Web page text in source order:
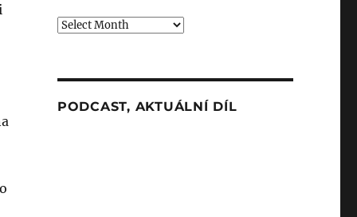
Archiv
PODCAST, AKTUÁLNÍ DÍL